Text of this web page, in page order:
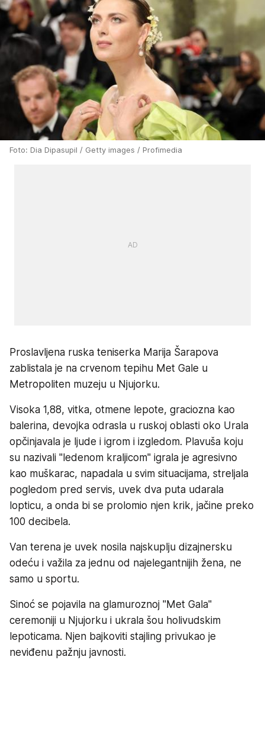
Foto: Dia Dipasupil / Getty images / Profimedia
Proslavljena ruska teniserka Marija Šarapova
zablistala je na crvenom tepihu Met Gale u
Metropoliten muzeju u Njujorku.
Visoka 1,88, vitka, otmene lepote, graciozna kao
balerina, devojka odrasla u ruskoj oblasti oko Urala
opčinjavala je ljude i igrom i izgledom. Plavuša koju
su nazivali "ledenom kraljicom" igrala je agresivno
kao muškarac, napadala u svim situacijama, streljala
pogledom pred servis, uvek dva puta udarala
lopticu, a onda bi se prolomio njen krik, jačine preko
100 decibela.
Van terena je uvek nosila najskuplju dizajnersku
odeću i važila za jednu od najelegantnijih žena, ne
samo u sportu.
Sinoć se pojavila na glamuroznoj "Met Gala"
ceremoniji u Njujorku i ukrala šou holivudskim
lepoticama. Njen bajkoviti stajling privukao je
neviđenu pažnju javnosti.